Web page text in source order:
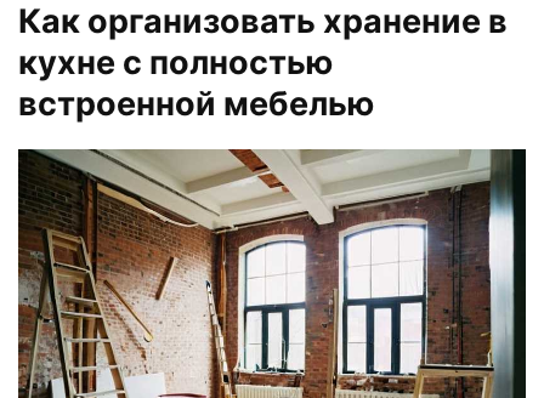
Как организовать хранение в
кухне с полностью
встроенной мебелью